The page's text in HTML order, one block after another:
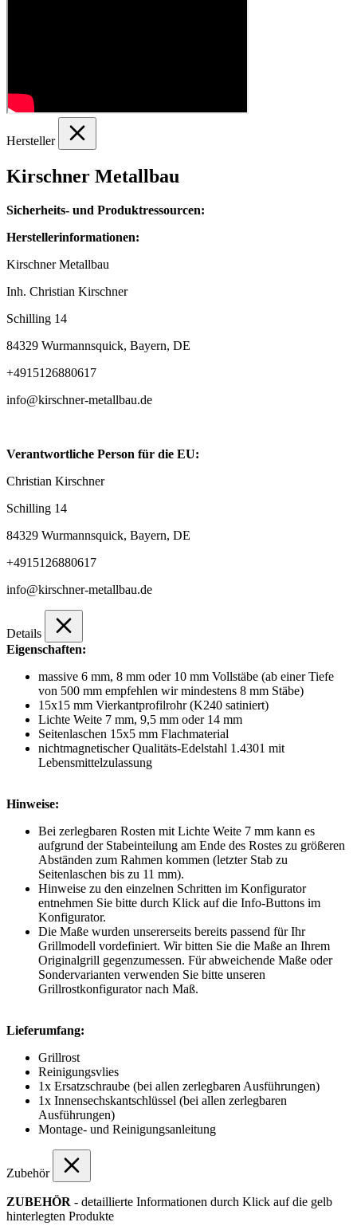
Hersteller
Kirschner Metallbau
Sicherheits- und Produktressourcen:
Herstellerinformationen:
Kirschner Metallbau
Inh. Christian Kirschner
Schilling 14
84329 Wurmannsquick, Bayern, DE
+4915126880617
info@kirschner-metallbau.de
Verantwortliche Person für die EU:
Christian Kirschner
Schilling 14
84329 Wurmannsquick, Bayern, DE
+4915126880617
info@kirschner-metallbau.de
Details
Eigenschaften:
massive 6 mm, 8 mm oder 10 mm Vollstäbe (ab einer Tiefe
von 500 mm empfehlen wir mindestens 8 mm Stäbe)
15x15 mm Vierkantprofilrohr (K240 satiniert)
Lichte Weite 7 mm, 9,5 mm oder 14 mm
Seitenlaschen 15x5 mm Flachmaterial
nichtmagnetischer Qualitäts-Edelstahl 1.4301 mit
Lebensmittelzulassung
Hinweise:
Bei zerlegbaren Rosten mit Lichte Weite 7 mm kann es
aufgrund der Stabeinteilung am Ende des Rostes zu größeren
Abständen zum Rahmen kommen (letzter Stab zu
Seitenlaschen bis zu 11 mm).
Hinweise zu den einzelnen Schritten im Konfigurator
entnehmen Sie bitte durch Klick auf die Info-Buttons im
Konfigurator.
Die Maße wurden unsererseits bereits passend für Ihr
Grillmodell vordefiniert. Wir bitten Sie die Maße an Ihrem
Originalgrill gegenzumessen. Für abweichende Maße oder
Sondervarianten verwenden Sie bitte unseren
Grillrostkonfigurator nach Maß.
Lieferumfang:
Grillrost
Reinigungsvlies
1x Ersatzschraube (bei allen zerlegbaren Ausführungen)
1x Innensechskantschlüssel (bei allen zerlegbaren
Ausführungen)
Montage- und Reinigungsanleitung
Zubehör
ZUBEHÖR - detaillierte Informationen durch Klick auf die gelb
hinterlegten Produkte